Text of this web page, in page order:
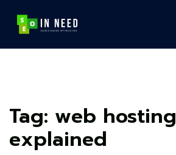
content
Tag: web hosting
explained